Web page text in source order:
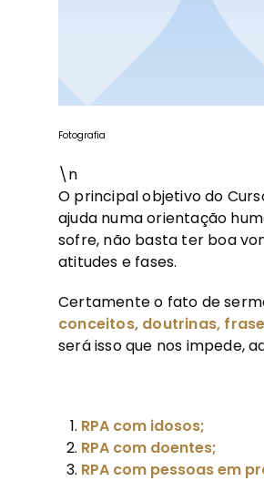
Fotografia
\n
O principal objetivo do
ajuda numa orientação
sofre, não basta ter boa
atitudes e fases.
Certamente o fato de
conceitos, doutrinas,
será isso que nos impede,
RPA com idosos;
RPA com doentes;
RPA com pessoas em